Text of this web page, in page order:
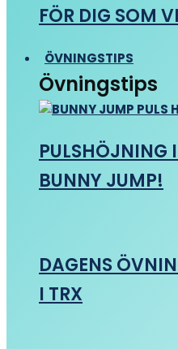
FÖR DIG SOM
ÖVNINGSTIPS
Övningstips
PULSHÖJNING
BUNNY JUMP!
DAGENS
I TRX